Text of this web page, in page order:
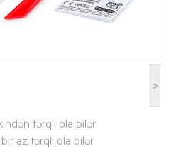
>
fərqli ola bilər
az fərqli ola bilər